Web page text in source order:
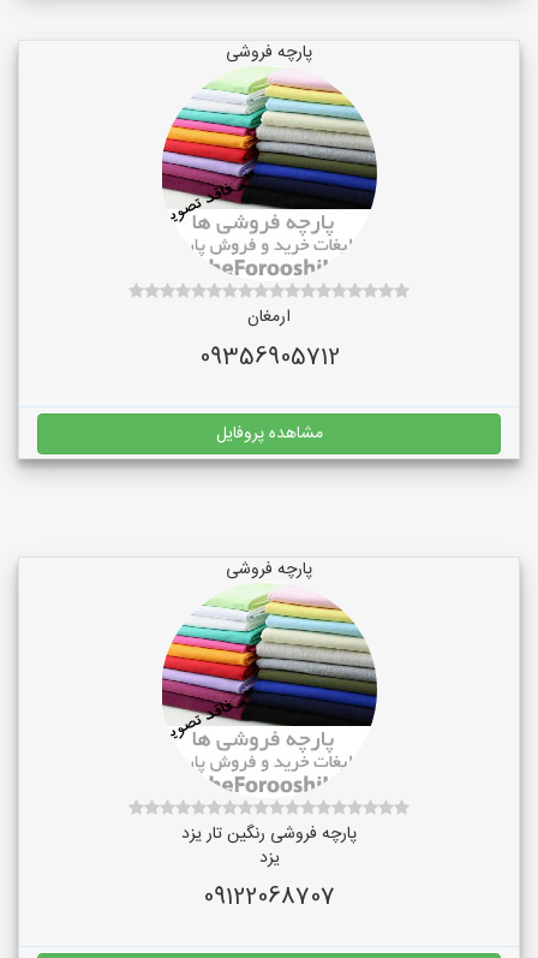
پارچه فروشی
ارمغان
09356905712
مشاهده پروفایل
پارچه فروشی
پارچه فروشی رنگین تار یزد
یزد
09122068707